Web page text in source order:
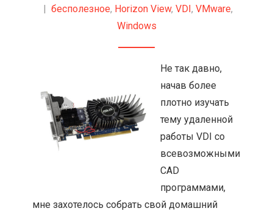
| бесполезное, Horizon View, VDI, VMware,
Windows
Не так давно,
начав более
плотно изучать
тему удаленной
работы VDI со
всевозможными
CAD
программами,
мне захотелось собрать свой домашний